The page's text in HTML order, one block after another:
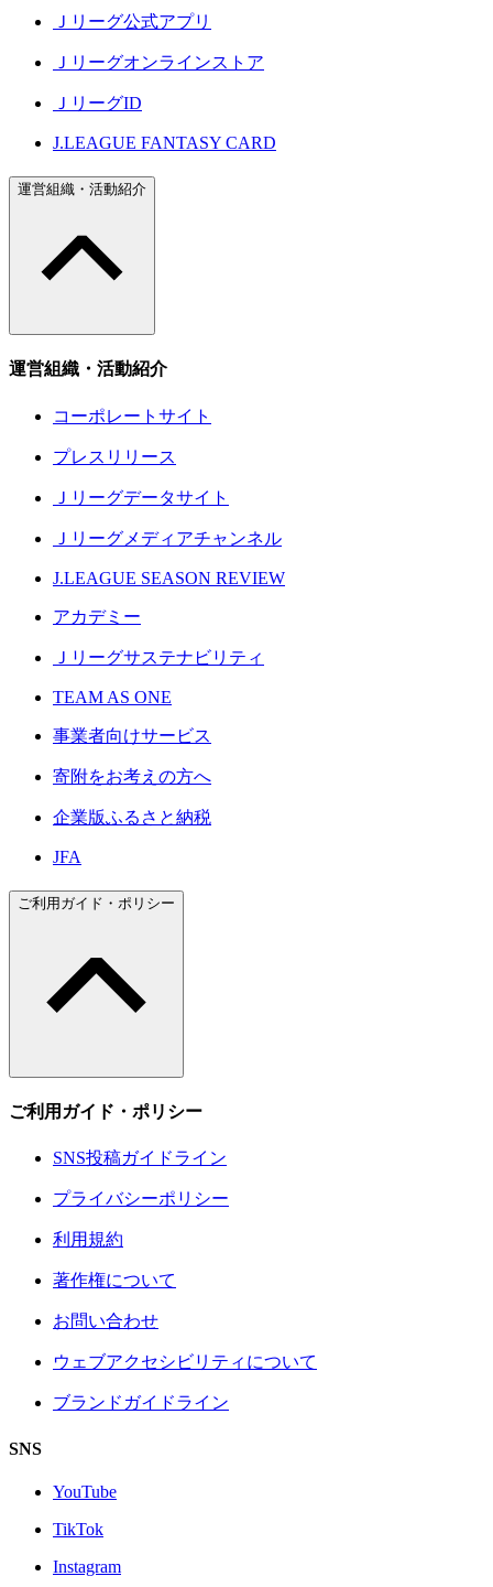
Ｊリーグ公式アプリ
Ｊリーグオンラインストア
ＪリーグID
J.LEAGUE FANTASY CARD
運営組織・活動紹介
運営組織・活動紹介
コーポレートサイト
プレスリリース
Ｊリーグデータサイト
Ｊリーグメディアチャンネル
J.LEAGUE SEASON REVIEW
アカデミー
Ｊリーグサステナビリティ
TEAM AS ONE
事業者向けサービス
寄附をお考えの方へ
企業版ふるさと納税
JFA
ご利用ガイド・ポリシー
ご利用ガイド・ポリシー
SNS投稿ガイドライン
プライバシーポリシー
利用規約
著作権について
お問い合わせ
ウェブアクセシビリティについて
ブランドガイドライン
SNS
YouTube
TikTok
Instagram